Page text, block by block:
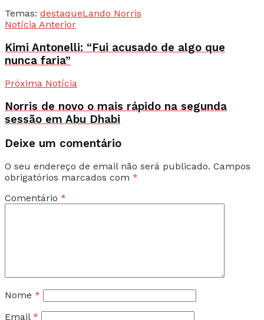
Temas: destaqueLando Norris
Notícia Anterior
Kimi Antonelli: “Fui acusado de algo que
nunca faria”
Próxima Notícia
Norris de novo o mais rápido na segunda
sessão em Abu Dhabi
Deixe um comentário
O seu endereço de email não será publicado. Campos
obrigatórios marcados com *
Comentário *
Nome *
Email *